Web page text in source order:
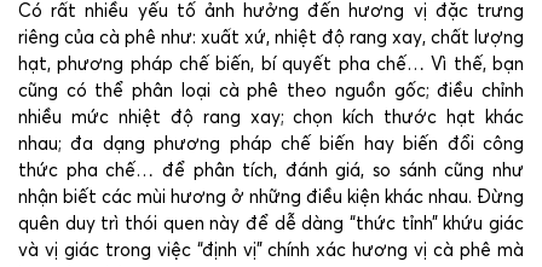
Có rất nhiều yếu tố ảnh hưởng đến hương vị đặc trưng
riêng của cà phê như: xuất xứ, nhiệt độ rang xay, chất lượng
hạt, phương pháp chế biến, bí quyết pha chế… Vì thế, bạn
cũng có thể phân loại cà phê theo nguồn gốc; điều chỉnh
nhiều mức nhiệt độ rang xay; chọn kích thước hạt khác
nhau; đa dạng phương pháp chế biến hay biến đổi công
thức pha chế… để phân tích, đánh giá, so sánh cũng như
nhận biết các mùi hương ở những điều kiện khác nhau. Đừng
quên duy trì thói quen này để dễ dàng “thức tỉnh” khứu giác
và vị giác trong việc “định vị” chính xác hương vị cà phê mà